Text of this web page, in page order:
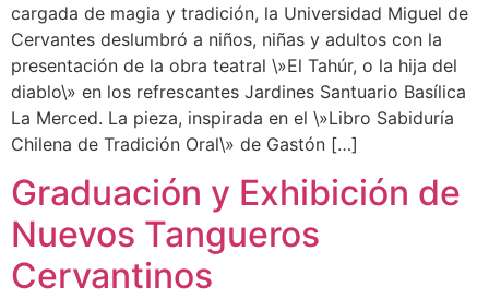
cargada de magia y tradición, la Universidad Miguel de
Cervantes deslumbró a niños, niñas y adultos con la
presentación de la obra teatral \»El Tahúr, o la hija del
diablo\» en los refrescantes Jardines Santuario Basílica
La Merced. La pieza, inspirada en el \»Libro Sabiduría
Chilena de Tradición Oral\» de Gastón […]
Graduación y Exhibición de
Nuevos Tangueros
Cervantinos